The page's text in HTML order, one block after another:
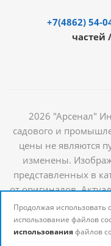
+7(4862) 54-
частей
2026 "Арсенал"
садового и
цены не являются
изменены.
представленных в
от оригиналов.
наличии
Продолжая использовать
использование файлов
использованияфайлов